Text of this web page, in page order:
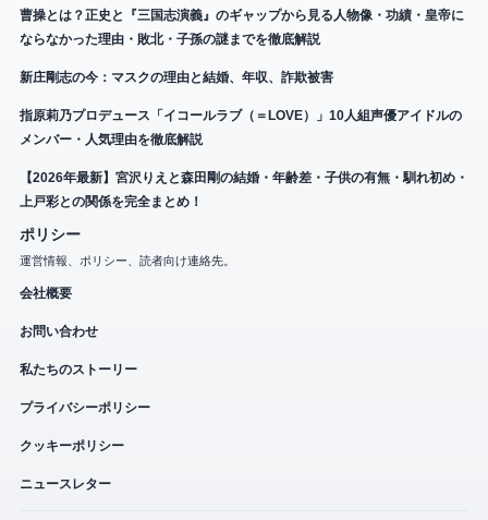
曹操とは？正史と『三国志演義』のギャップから見る人物像・功績・皇帝に
ならなかった理由・敗北・子孫の謎までを徹底解説
新庄剛志の今：マスクの理由と結婚、年収、詐欺被害
指原莉乃プロデュース「イコールラブ（＝LOVE）」10人組声優アイドルの
メンバー・人気理由を徹底解説
【2026年最新】宮沢りえと森田剛の結婚・年齢差・子供の有無・馴れ初め・
上戸彩との関係を完全まとめ！
ポリシー
運営情報、ポリシー、読者向け連絡先。
会社概要
お問い合わせ
私たちのストーリー
プライバシーポリシー
クッキーポリシー
ニュースレター